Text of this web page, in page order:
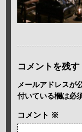
コメントを残す
メールアドレスが
付いている欄は必
コメント ※